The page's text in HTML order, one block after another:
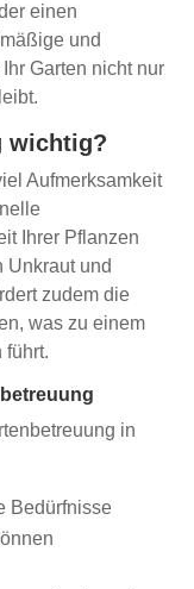
einen
und
Garten nicht nur
wichtig?
Aufmerksamkeit
Ihrer Pflanzen
Unkraut und
zudem die
was zu einem
führt.
in
Bedürfnisse